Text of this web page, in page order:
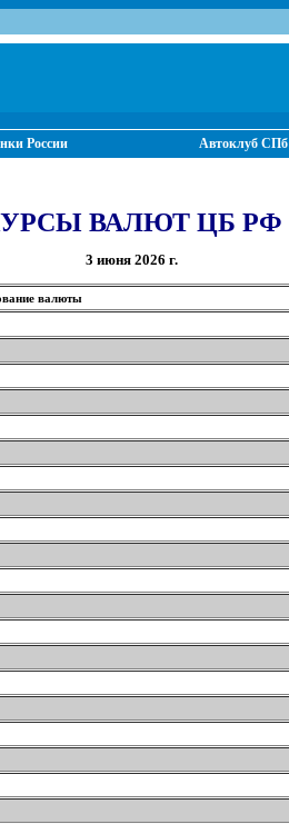
России Автоклуб СПб
ВАЛЮТ ЦБ РФ
3 июня 2026 г.
валюты